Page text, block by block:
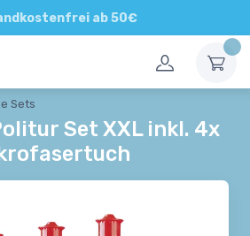
ab 50€
persönliche Beratung
Sets
Set XXL inkl. 4x